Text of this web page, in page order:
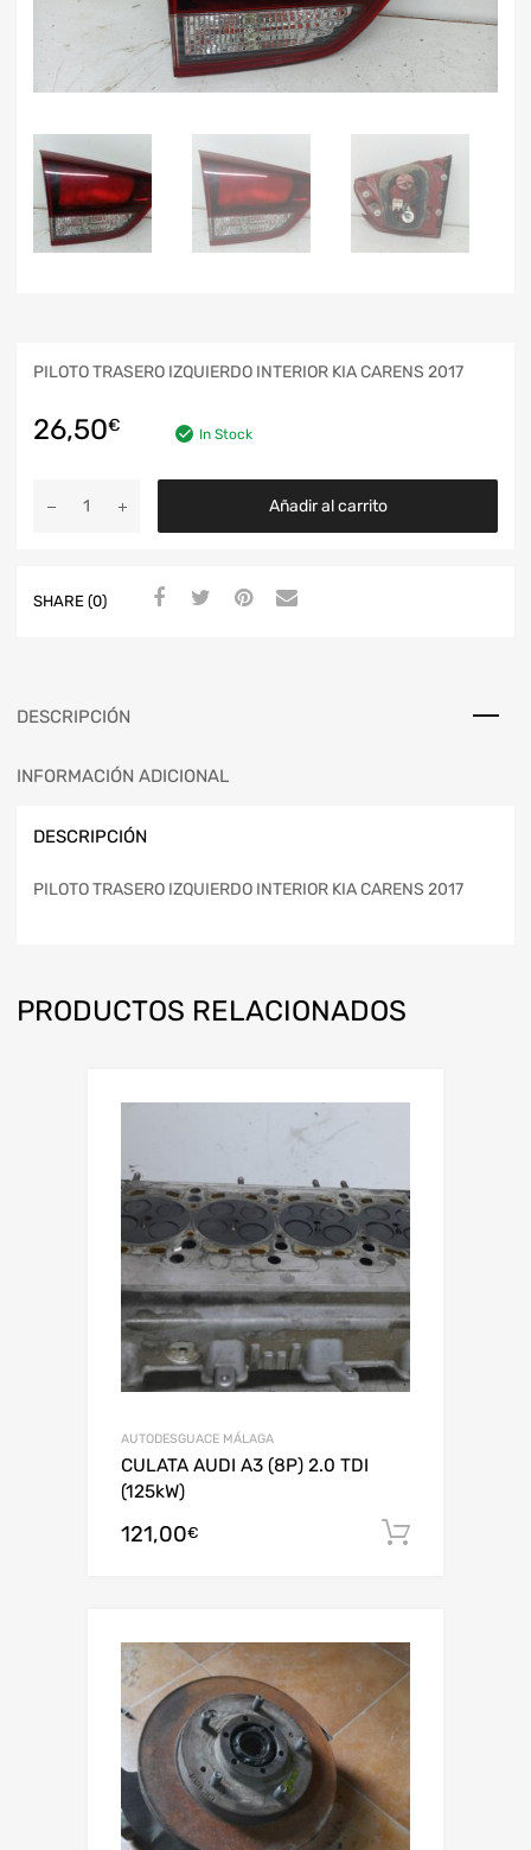
PILOTO TRASERO IZQUIERDO INTERIOR KIA CARENS 2017
26,50€ In Stock
Añadir al carrito
SHARE (0)
DESCRIPCIÓN
INFORMACIÓN ADICIONAL
DESCRIPCIÓN
PILOTO TRASERO IZQUIERDO INTERIOR KIA CARENS 2017
PRODUCTOS RELACIONADOS
AUTODESGUACE MÁLAGA
CULATA AUDI A3 (8P) 2.0 TDI
(125kW)
121,00€